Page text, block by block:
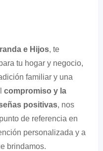
e Hijos, te
tu hogar y negocio,
familiar y una
compromiso y la
positivas, nos
de referencia en
personalizada y a
brindamos.